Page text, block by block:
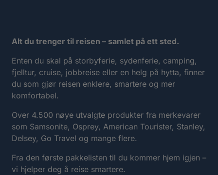
Alt du trenger til reisen – samlet på ett sted.
Enten du skal på storbyferie, sydenferie, camping,
fjelltur, cruise, jobbreise eller en helg på hytta, finner
du som gjør reisen enklere, smartere og mer
komfortabel.
Over 4.500 nøye utvalgte produkter fra merkevarer
som Samsonite, Osprey, American Tourister, Stanley,
Delsey, Go Travel og mange flere.
Fra den første pakkelisten til du kommer hjem igjen –
vi hjelper deg å reise smartere.